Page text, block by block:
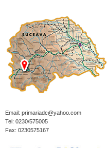
Email: primariadc@yahoo.com
Tel: 0230/575005
Fax: 0230575167